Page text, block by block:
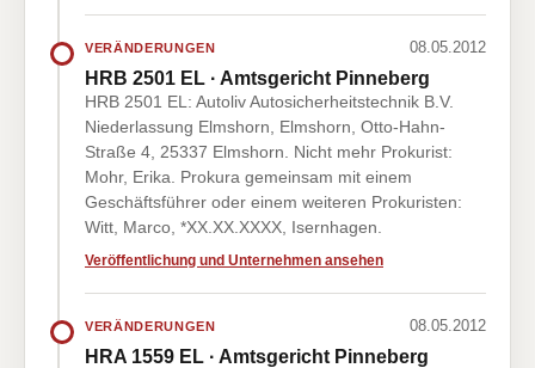
VERÄNDERUNGEN 08.05.2012
HRB 2501 EL · Amtsgericht Pinneberg
HRB 2501 EL: Autoliv Autosicherheitstechnik B.V.
Niederlassung Elmshorn, Elmshorn, Otto-Hahn-
Straße 4, 25337 Elmshorn. Nicht mehr Prokurist:
Mohr, Erika. Prokura gemeinsam mit einem
Geschäftsführer oder einem weiteren Prokuristen:
Witt, Marco, *XX.XX.XXXX, Isernhagen.
Veröffentlichung und Unternehmen ansehen
VERÄNDERUNGEN 08.05.2012
HRA 1559 EL · Amtsgericht Pinneberg